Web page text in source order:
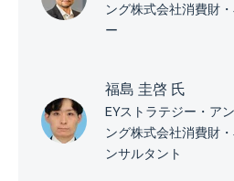
ング株式会社消費財
ー
福島 圭啓 氏
EYストラテジー・ア
ング株式会社消費財
ンサルタント